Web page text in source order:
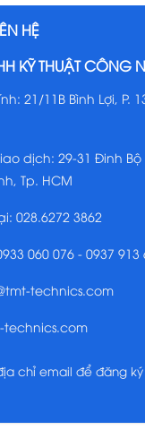
HỆ
KỸ THUẬT CÔNG
21/11B Bình Lợi, P.
dịch: 29-31 Đinh Bộ
Tp. HCM
028.6272 3862
060 076 - 0937 913
technics.com
technics.com
chỉ email để đăng